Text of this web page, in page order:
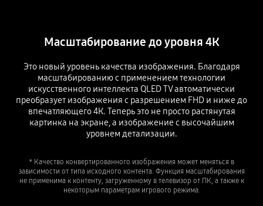
Масштабирование до уровня 4К
Это новый уровень качества изображения. Благодаря
масштабированию с применением технологии
искусственного интеллекта QLED TV автоматически
преобразует изображения с разрешением FHD и ниже до
впечатляющего 4К. Теперь это не просто растянутая
картинка на экране, а изображение с высочайшим
уровнем детализации.
* Качество конвертированного изображения может меняться в
зависимости от типа исходного контента. Функция масштабирования
не применима к контенту, загруженному в телевизор от ПК, а также к
некоторым параметрам игрового режима.